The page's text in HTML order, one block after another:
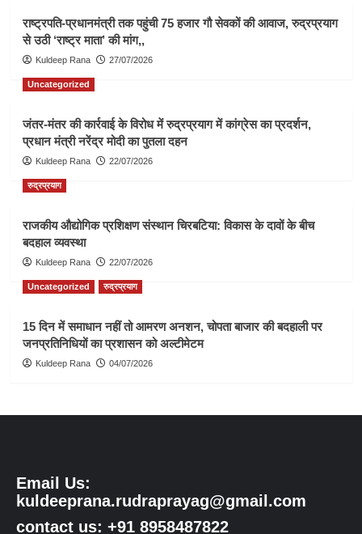
राष्ट्रपति-प्रधानमंत्री तक पहुंची 75 हजार गौ सेवकों की आवाज, रुद्रप्रयाग
से उठी ‘राष्ट्र माता’ की मांग,,
Kuldeep Rana 27/07/2026
Uncategorized
जंतर-मंतर की कार्रवाई के विरोध में रुद्रप्रयाग में कांग्रेस का प्रदर्शन,
प्रधान मंत्री नरेंद्र मोदी का पुतला दहन
Kuldeep Rana 22/07/2026
रुद्रप्रयाग
राजकीय औद्योगिक प्रशिक्षण संस्थान चिरबटिया: विकास के दावों के बीच
बदहाल व्यवस्था
Kuldeep Rana 22/07/2026
Uncategorized रुद्रप्रयाग
15 दिन में समाधान नहीं तो आमरण अनशन, चोपता बाजार की बदहाली पर
जनप्रतिनिधियों का प्रशासन को अल्टीमेटम
Kuldeep Rana 04/07/2026
Email Us:
kuldeeprana.rudraprayag@gmail.com
contact us: +91 8958487822